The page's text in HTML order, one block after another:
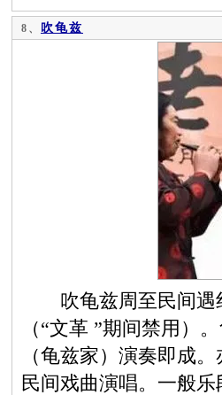
8、 吹龟兹
吹龟兹周至民间遇
（“文革 ”期间禁用）
（龟兹家）演奏即成
民间戏曲演唱。一般